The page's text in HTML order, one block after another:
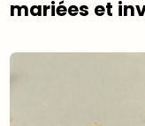
mariées et